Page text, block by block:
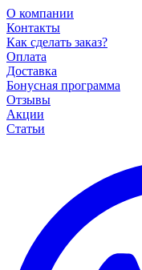
О компании
Контакты
Как сделать заказ?
Оплата
Доставка
Бонусная программа
Отзывы
Акции
Статьи